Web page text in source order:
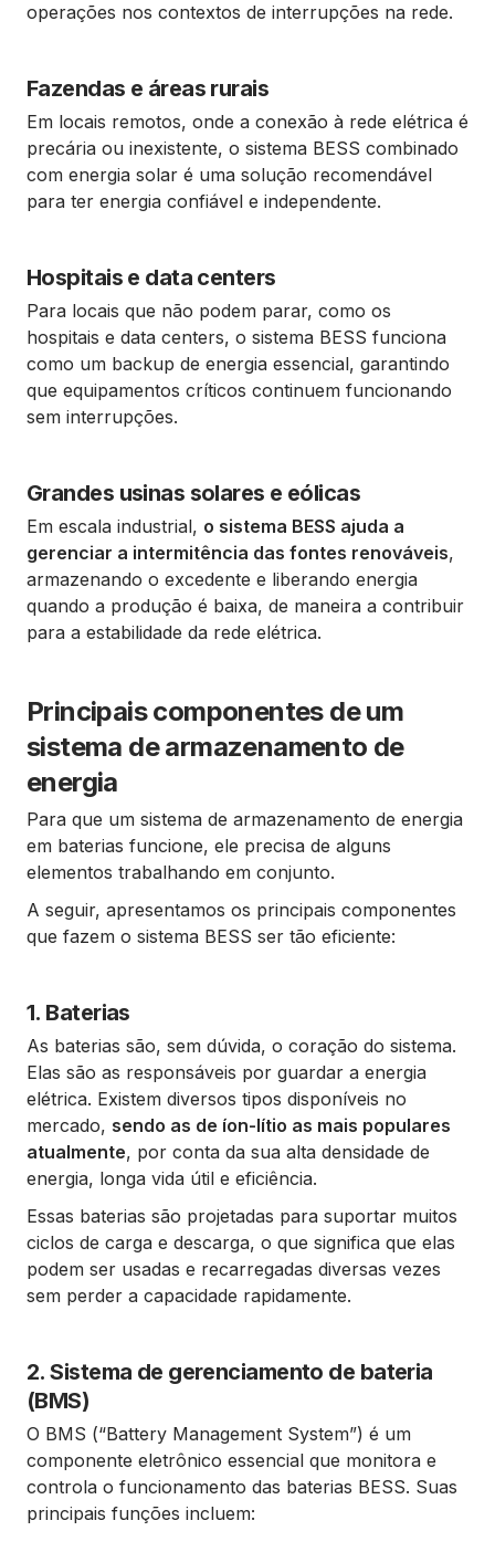
operações nos contextos de interrupções na rede.
Fazendas e áreas rurais
Em locais remotos, onde a conexão à rede elétrica é
precária ou inexistente, o sistema BESS combinado
com energia solar é uma solução recomendável
para ter energia confiável e independente.
Hospitais e data centers
Para locais que não podem parar, como os
hospitais e data centers, o sistema BESS funciona
como um backup de energia essencial, garantindo
que equipamentos críticos continuem funcionando
sem interrupções.
Grandes usinas solares e eólicas
Em escala industrial, o sistema BESS ajuda a
gerenciar a intermitência das fontes renováveis,
armazenando o excedente e liberando energia
quando a produção é baixa, de maneira a contribuir
para a estabilidade da rede elétrica.
Principais componentes de um
sistema de armazenamento de
energia
Para que um sistema de armazenamento de energia
em baterias funcione, ele precisa de alguns
elementos trabalhando em conjunto.
A seguir, apresentamos os principais componentes
que fazem o sistema BESS ser tão eficiente:
1. Baterias
As baterias são, sem dúvida, o coração do sistema.
Elas são as responsáveis por guardar a energia
elétrica. Existem diversos tipos disponíveis no
mercado, sendo as de íon-lítio as mais populares
atualmente, por conta da sua alta densidade de
energia, longa vida útil e eficiência.
Essas baterias são projetadas para suportar muitos
ciclos de carga e descarga, o que significa que elas
podem ser usadas e recarregadas diversas vezes
sem perder a capacidade rapidamente.
2. Sistema de gerenciamento de bateria
(BMS)
O BMS (“Battery Management System”) é um
componente eletrônico essencial que monitora e
controla o funcionamento das baterias BESS. Suas
principais funções incluem: